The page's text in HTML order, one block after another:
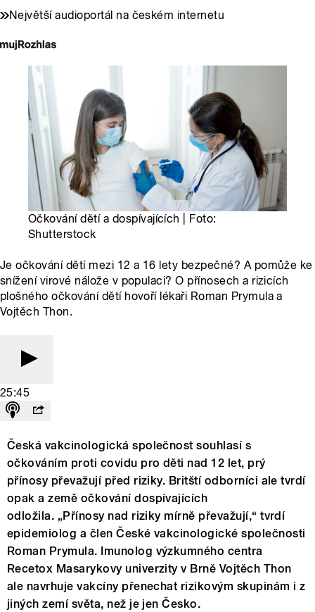
Největší audioportál na českém internetu
Očkování dětí a dospívajících | Foto:
Shutterstock
Je očkování dětí mezi 12 a 16 lety bezpečné? A pomůže ke
snížení virové nálože v populaci? O přínosech a rizicích
plošného očkování dětí hovoří lékaři Roman Prymula a
Vojtěch Thon.
25:45
Česká vakcinologická společnost souhlasí s
očkováním proti covidu pro děti nad 12 let, prý
přínosy převažují před riziky. Britští odborníci ale tvrdí
opak a země očkování dospívajících
odložila. „Přínosy nad riziky mírně převažují,“ tvrdí
epidemiolog a člen České vakcinologické společnosti
Roman Prymula. Imunolog výzkumného centra
Recetox Masarykovy univerzity v Brně Vojtěch Thon
ale navrhuje vakcíny přenechat rizikovým skupinám i z
jiných zemí světa, než je jen Česko.